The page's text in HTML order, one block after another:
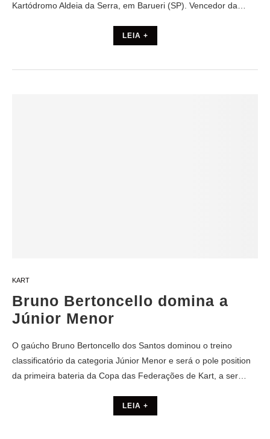
Kartódromo Aldeia da Serra, em Barueri (SP). Vencedor da…
LEIA +
KART
Bruno Bertoncello domina a
Júnior Menor
O gaúcho Bruno Bertoncello dos Santos dominou o treino
classificatório da categoria Júnior Menor e será o pole position
da primeira bateria da Copa das Federações de Kart, a ser…
LEIA +